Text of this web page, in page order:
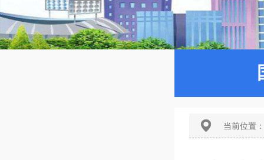
当前位置